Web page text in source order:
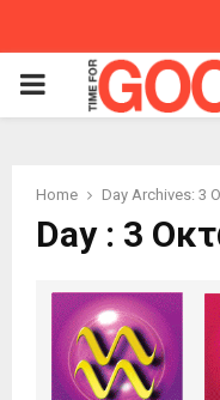
PRIMARY
Home Day Archives: 3
Day : 3